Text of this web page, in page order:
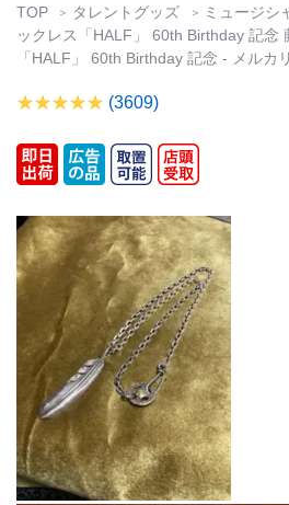
TOP タレントグッズ ミュージシ
ックレス「HALF」 60th Birthday 記念
「HALF」 60th Birthday 記念 - メルカリ
(3609)